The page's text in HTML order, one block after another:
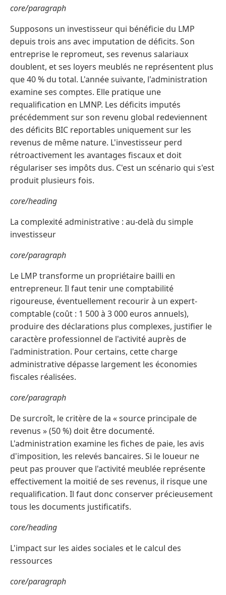
core/paragraph
Supposons un investisseur qui bénéficie du LMP
depuis trois ans avec imputation de déficits. Son
entreprise le repromeut, ses revenus salariaux
doublent, et ses loyers meublés ne représentent plus
que 40 % du total. L'année suivante, l'administration
examine ses comptes. Elle pratique une
requalification en LMNP. Les déficits imputés
précédemment sur son revenu global redeviennent
des déficits BIC reportables uniquement sur les
revenus de même nature. L'investisseur perd
rétroactivement les avantages fiscaux et doit
régulariser ses impôts dus. C'est un scénario qui s'est
produit plusieurs fois.
core/heading
La complexité administrative : au-delà du simple
investisseur
core/paragraph
Le LMP transforme un propriétaire bailli en
entrepreneur. Il faut tenir une comptabilité
rigoureuse, éventuellement recourir à un expert-
comptable (coût : 1 500 à 3 000 euros annuels),
produire des déclarations plus complexes, justifier le
caractère professionnel de l'activité auprès de
l'administration. Pour certains, cette charge
administrative dépasse largement les économies
fiscales réalisées.
core/paragraph
De surcroît, le critère de la « source principale de
revenus » (50 %) doit être documenté.
L'administration examine les fiches de paie, les avis
d'imposition, les relevés bancaires. Si le loueur ne
peut pas prouver que l'activité meublée représente
effectivement la moitié de ses revenus, il risque une
requalification. Il faut donc conserver précieusement
tous les documents justificatifs.
core/heading
L'impact sur les aides sociales et le calcul des
ressources
core/paragraph